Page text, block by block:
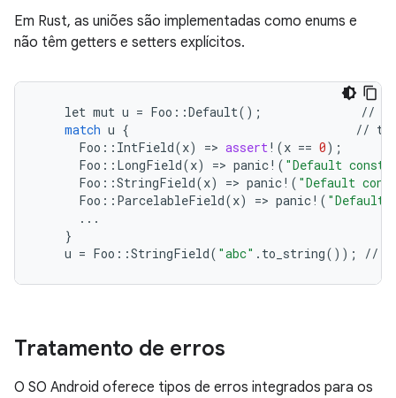
Em Rust, as uniões são implementadas como enums e
não têm getters e setters explícitos.
let mut u = Foo ::Default(); //
match u { //
Foo :: IntField(x) => assert! (x == 0);
Foo :: LongField(x) => panic! ( "Default
Foo ::StringField(x) => panic! ( "Default
Foo :: ParcelableField(x) => panic! ( "Default
...
}
u = Foo ::StringField( "abc" . to_string()); //
Tratamento de erros
O SO Android oferece tipos de erros integrados para os